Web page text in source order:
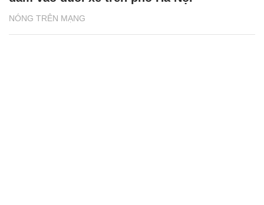
NÓNG TRÊN MẠNG